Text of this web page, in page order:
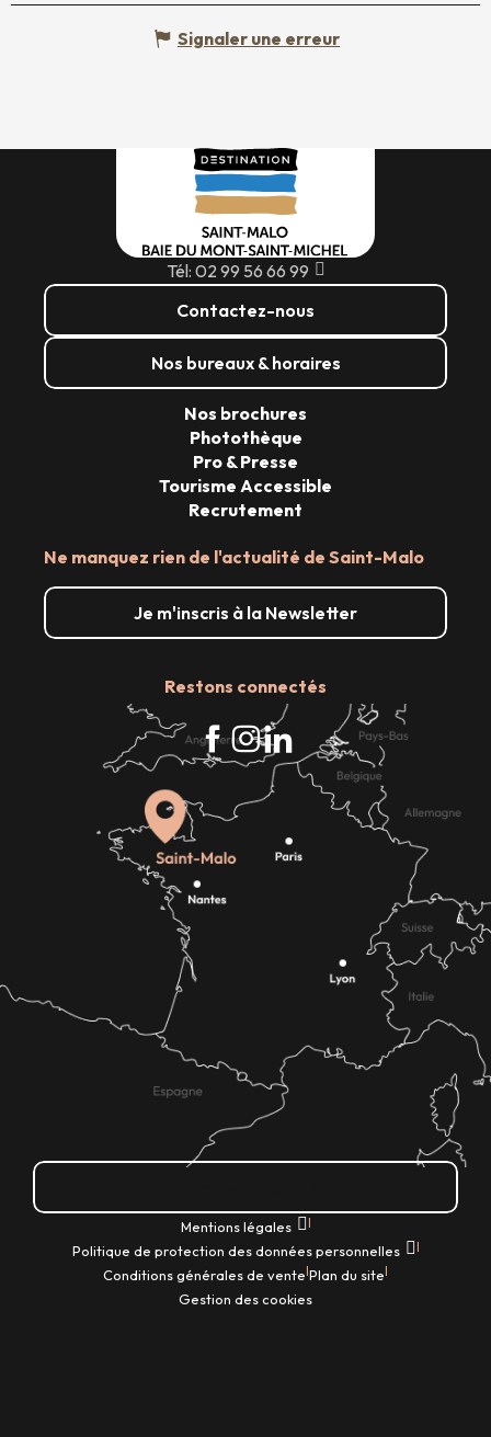
Signaler une erreur
Tél: 02 99 56 66 99
Contactez-nous
Nos bureaux & horaires
Ne manquez rien de l'actualité de Saint-Malo
Je m'inscris à la Newsletter
Restons connectés
Nos brochures
Photothèque
Pro & Presse
Tourisme Accessible
Recrutement
Mentions légales |
Politique de protection des données personnelles |
Conditions générales de vente|Plan du site|
Gestion des cookies